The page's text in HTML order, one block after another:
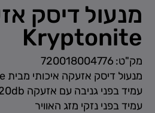
מנעול דיסק
Kryptonite
מק"ט: 720018004776
מנעול דיסק אזעקה איכותי מבית Kryptonite
עמיד בפני גניבה עם אזעקה 120db
עמיד בפני נזקי מזג האוויר